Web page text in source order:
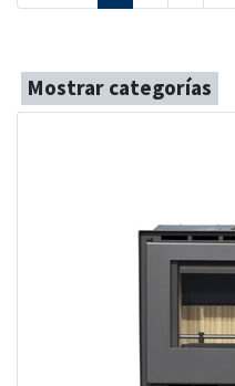
Mostrar categorías